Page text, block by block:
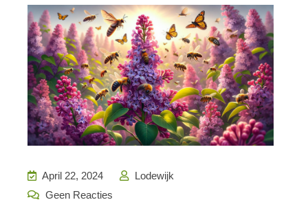
April 22, 2024
Lodewijk
Geen Reacties